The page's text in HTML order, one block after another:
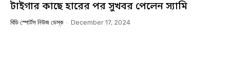
টাইগার কাছে হারের পর সুখবর পেলেন স্যামি
বিডি স্পোর্টস নিউজ ডেস্ক - December 17, 2024